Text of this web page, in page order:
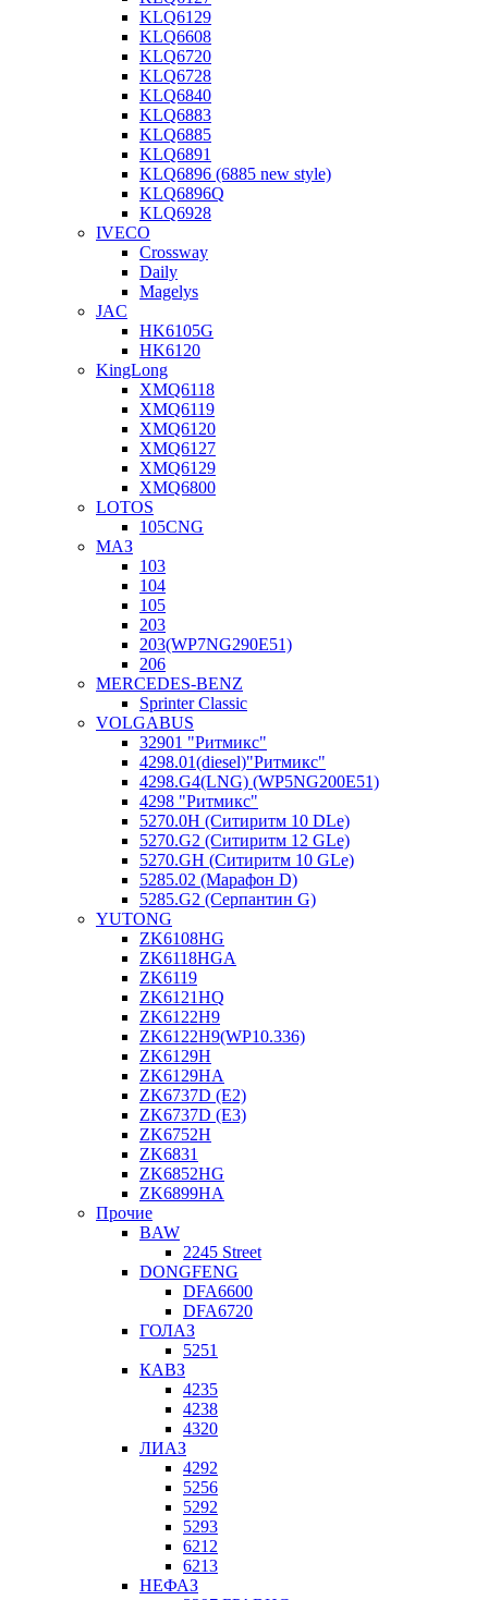
KLQ6129
KLQ6608
KLQ6720
KLQ6728
KLQ6840
KLQ6883
KLQ6885
KLQ6891
KLQ6896 (6885 new style)
KLQ6896Q
KLQ6928
IVECO
Crossway
Daily
Magelys
JAC
HK6105G
HK6120
KingLong
XMQ6118
XMQ6119
XMQ6120
XMQ6127
XMQ6129
XMQ6800
LOTOS
105CNG
МАЗ
103
104
105
203
203(WP7NG290E51)
206
MERCEDES-BENZ
Sprinter Classic
VOLGABUS
32901 "Ритмикc"
4298.01(diesel)"Ритмикс"
4298.G4(LNG) (WP5NG200E51)
4298 "Ритмикс"
5270.0H (Ситиритм 10 DLe)
5270.G2 (Ситиритм 12 GLe)
5270.GH (Ситиритм 10 GLe)
5285.02 (Марафон D)
5285.G2 (Серпантин G)
YUTONG
ZK6108HG
ZK6118HGA
ZK6119
ZK6121HQ
ZK6122H9
ZK6122H9(WP10.336)
ZK6129H
ZK6129HA
ZK6737D (E2)
ZK6737D (E3)
ZK6752H
ZK6831
ZK6852HG
ZK6899HA
Прочие
BAW
2245 Street
DONGFENG
DFA6600
DFA6720
ГОЛАЗ
5251
КАВЗ
4235
4238
4320
ЛИАЗ
4292
5256
5292
5293
6212
6213
НЕФАЗ